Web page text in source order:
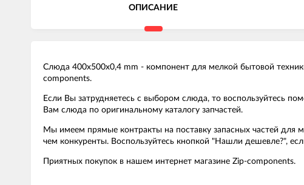
ОПИСАНИЕ
Слюда 400x500x0,4 mm - компонент для мелкой бытовой
components.
Если Вы затрудняетесь с выбором слюда, то воспользуйтесь
Вам слюда по оригинальному каталогу запчастей.
Мы имеем прямые контракты на поставку запасных частей
чем конкуренты. Воспользуйтесь кнопкой "Нашли дешевле?",
Приятных покупок в нашем интернет магазине Zip-components.